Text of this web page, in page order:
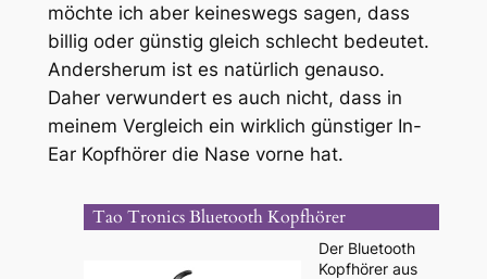
möchte ich aber keineswegs sagen, dass
billig oder günstig gleich schlecht bedeutet.
Andersherum ist es natürlich genauso.
Daher verwundert es auch nicht, dass in
meinem Vergleich ein wirklich günstiger In-
Ear Kopfhörer die Nase vorne hat.
Tao Tronics Bluetooth Kopfhörer
Der Bluetooth
Kopfhörer aus